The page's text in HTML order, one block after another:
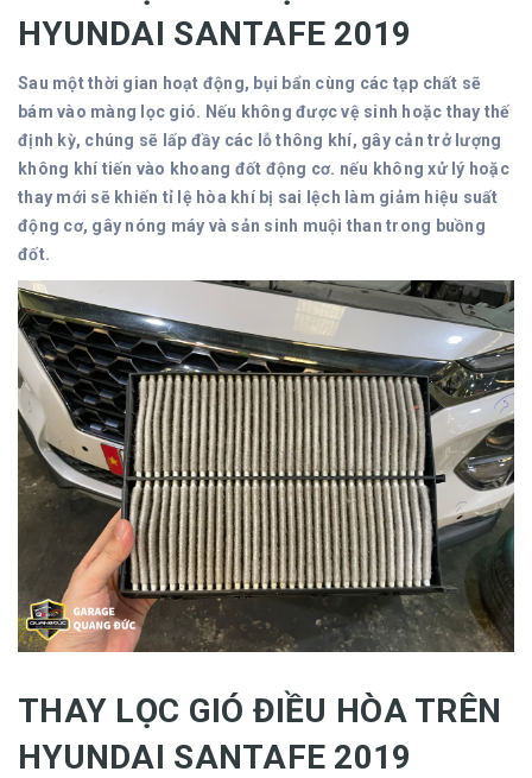
HYUNDAI SANTAFE 2019
Sau một thời gian hoạt động, bụi bẩn cùng các tạp chất sẽ
bám vào màng lọc gió. Nếu không được vệ sinh hoặc thay thế
định kỳ, chúng sẽ lấp đầy các lỗ thông khí, gây cản trở lượng
không khí tiến vào khoang đốt động cơ. nếu không xử lý hoặc
thay mới sẽ khiến tỉ lệ hòa khí bị sai lệch làm giảm hiệu suất
động cơ, gây nóng máy và sản sinh muội than trong buồng
đốt.
THAY LỌC GIÓ ĐIỀU HÒA TRÊN
HYUNDAI SANTAFE 2019